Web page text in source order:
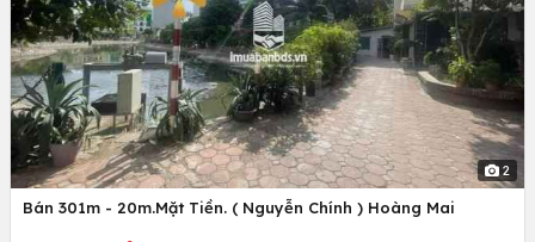
2
Bán 301m - 20m.Mặt Tiền. ( Nguyễn Chính ) Hoàng Mai